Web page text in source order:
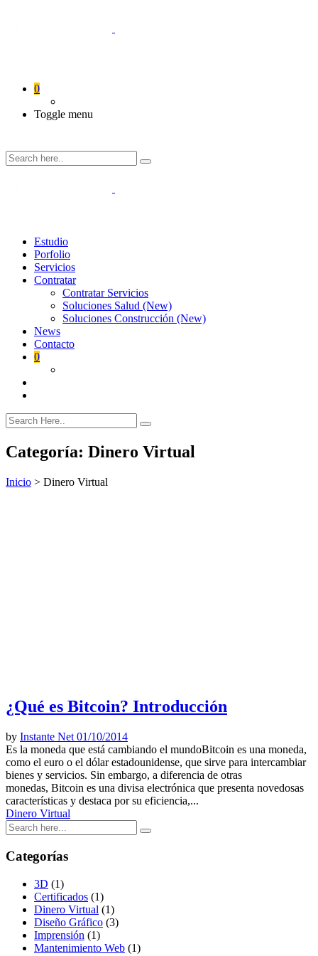
0
Toggle menu
Estudio
Porfolio
Servicios
Contratar
Contratar Servicios
Soluciones Salud (New)
Soluciones Construcción (New)
News
Contacto
0
Categoría: Dinero Virtual
Inicio > Dinero Virtual
¿Qué es Bitcoin? Introducción
by Instante Net 01/10/2014
Es la moneda que está cambiando el mundoBitcoin es una moneda,
como el euro o el dólar estadounidense, que sirve para intercambiar
bienes y servicios. Sin embargo, a diferencia de otras
monedas, Bitcoin es una divisa electrónica que presenta novedosas
características y destaca por su eficiencia,...
Dinero Virtual
Categorías
3D (1)
Certificados (1)
Dinero Virtual (1)
Diseño Gráfico (3)
Imprensión (1)
Mantenimiento Web (1)